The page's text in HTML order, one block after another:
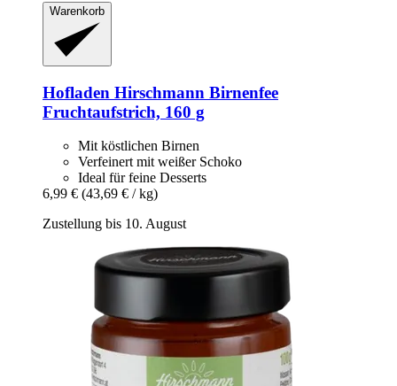
Warenkorb
Hofladen Hirschmann Birnenfee
Fruchtaufstrich, 160 g
Mit köstlichen Birnen
Verfeinert mit weißer Schoko
Ideal für feine Desserts
6,99 € (43,69 € / kg)
Zustellung bis 10. August